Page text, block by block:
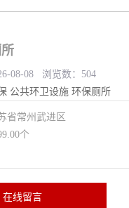
08-08 浏览数：504
公共环卫设施 环保厕所
省常州武进区
个
在线留言